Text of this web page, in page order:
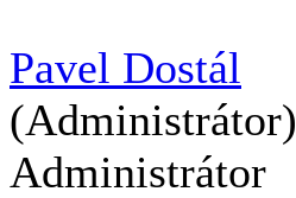
Pavel Dostál
(Administrátor)
Administrátor